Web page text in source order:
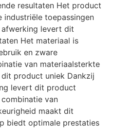
resultaten Het product
industriële toepassingen
levert dit
Het materiaal is
en zware
van materiaalsterkte
product uniek Dankzij
levert dit product
van
maakt dit
biedt optimale prestaties